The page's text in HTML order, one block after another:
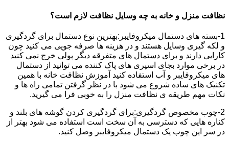
نظافت منزل و خانه به چه وسایل نظافت لازم است؟
1-بسته های دستمال میکروفایبر:بهترین نوع دستمال برای گردگیری
و لکه گیری وسایل هستند و در هزینه ها صرفه جویی می کنید چون
کارایی دارند و برای دستمال های متفرقه دیگر پولی خرج نمی کنید
در برخی موارد بجای اسپری های پاک کننده می توانید از دستمال
های میکروفایبر و آب استفاده کنید آموزش نظافت خانه با همین
تکنیک های ساده شروع می شود با در نظر گرفتن تمامی راه ها و
نکات مهم طریقه ی نظافت منزل را به خوبی فرا می گیرید.
2-چوب مخصوص گردگیری:برای گردگیری کردن گوشه های بلند و
کناره هایی که دسترسی به آن سخت است استفاده می شود بهتر از
در سر این چوب یک دستمال میکروفایبر وصل کنید.